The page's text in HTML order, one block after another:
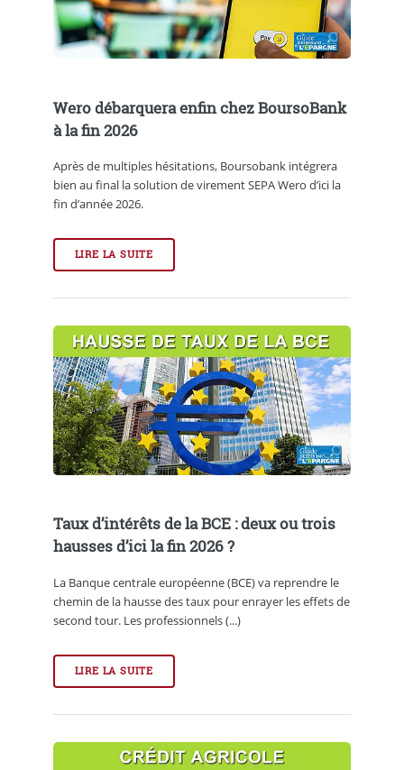
Wero débarquera enfin chez BoursoBank
à la fin 2026
Après de multiples hésitations, Boursobank intégrera
bien au final la solution de virement SEPA Wero d’ici la
fin d’année 2026.
LIRE LA SUITE
Taux d’intérêts de la BCE : deux ou trois
hausses d’ici la fin 2026 ?
La Banque centrale européenne (BCE) va reprendre le
chemin de la hausse des taux pour enrayer les effets de
second tour. Les professionnels (...)
LIRE LA SUITE